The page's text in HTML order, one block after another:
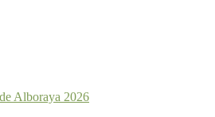
Alboraya 2026